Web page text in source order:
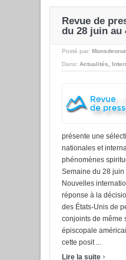
Revue de
du 28 juin au
Posté par:
Dans: Actualités,
présente une
nationales et
phénomènes
Semaine du 28
Nouvelles
réponse à la
des États-Unis de
conjoints de même
épiscopale
cette posit ...
Lire la suite ›